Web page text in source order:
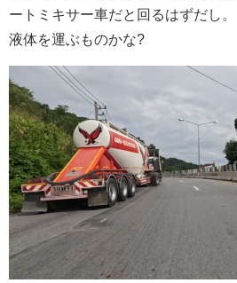
ートミキサー車だと回るはずだし。
液体を運ぶものかな?